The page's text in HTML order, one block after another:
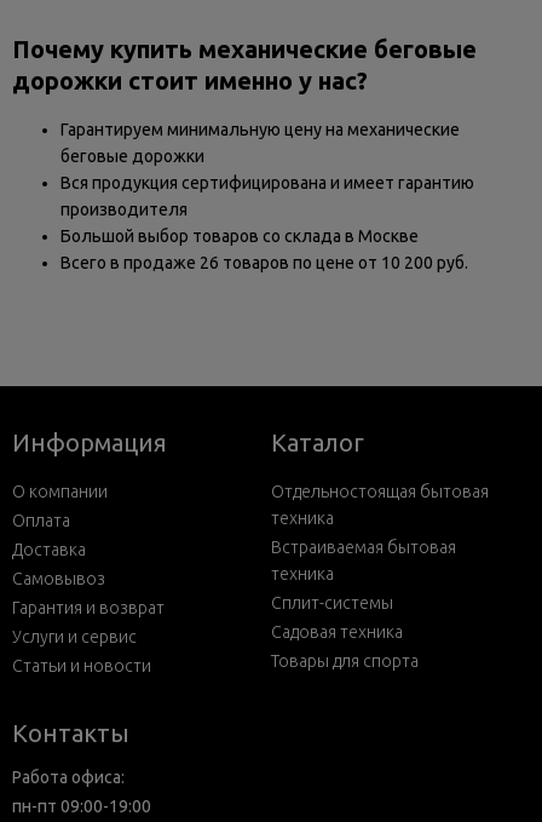
Почему купить механические беговые
дорожки стоит именно у нас?
Гарантируем минимальную цену на механические
беговые дорожки
Вся продукция сертифицирована и имеет гарантию
производителя
Большой выбор товаров со склада в Москве
Всего в продаже 26 товаров по цене от 10 200 руб.
Информация
О компании
Оплата
Доставка
Самовывоз
Гарантия и возврат
Услуги и сервис
Статьи и новости
Каталог
Отдельностоящая бытовая
техника
Встраиваемая бытовая
техника
Сплит-системы
Садовая техника
Товары для спорта
Контакты
Работа офиса:
пн-пт 09:00-19:00